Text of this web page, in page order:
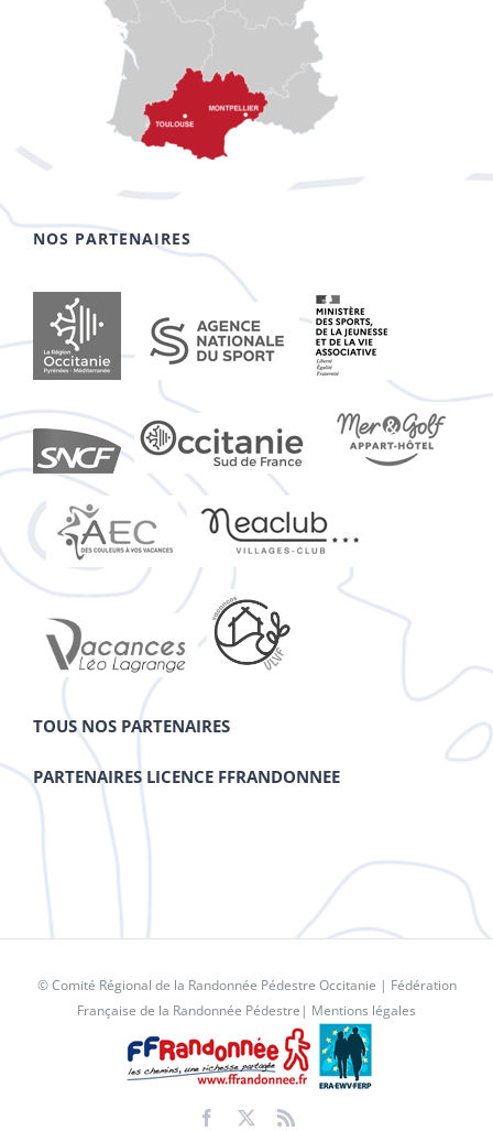
NOS PARTENAIRES
TOUS NOS PARTENAIRES
PARTENAIRES LICENCE FFRANDONNEE
© Comité Régional de la Randonnée Pédestre Occitanie | Fédération
Française de la Randonnée Pédestre | Mentions légales
Facebook